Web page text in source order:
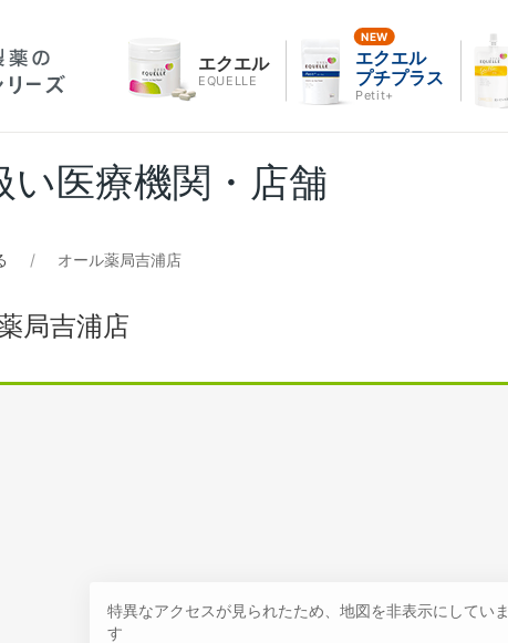
エクエル
EQUELLE
エクエル
プチプラス
Petit+
い医療機関・店舗
オール薬局吉浦店
局吉浦店
特異なアクセスが見られたため、地図を非表示にしていま
す